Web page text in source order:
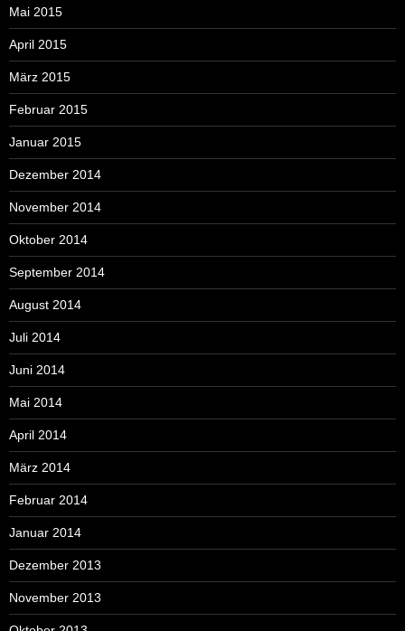
Mai 2015
April 2015
März 2015
Februar 2015
Januar 2015
Dezember 2014
November 2014
Oktober 2014
September 2014
August 2014
Juli 2014
Juni 2014
Mai 2014
April 2014
März 2014
Februar 2014
Januar 2014
Dezember 2013
November 2013